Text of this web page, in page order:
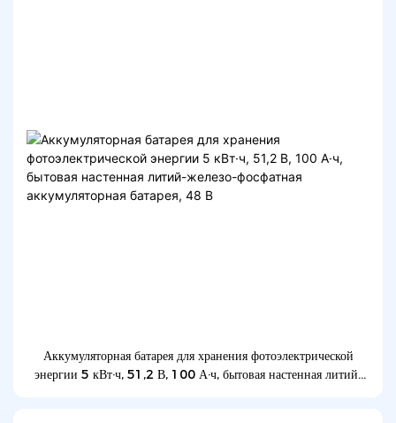
Аккумуляторная батарея для хранения фотоэлектрической
энергии 5 кВт·ч, 51,2 В, 100 А·ч, бытовая настенная литий-